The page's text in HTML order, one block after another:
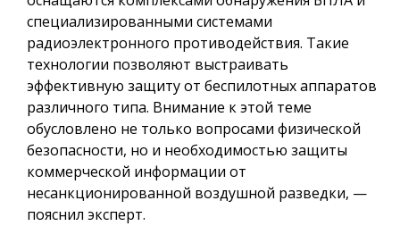
специализированными системами
радиоэлектронного противодействия. Такие
технологии позволяют выстраивать
эффективную защиту от беспилотных аппаратов
различного типа. Внимание к этой теме
обусловлено не только вопросами физической
безопасности, но и необходимостью защиты
коммерческой информации от
несанкционированной воздушной разведки, —
пояснил эксперт.